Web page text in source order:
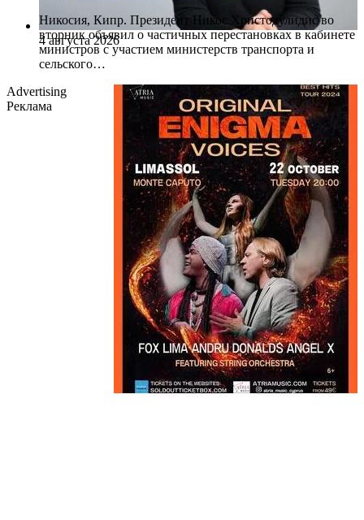
4 августа 2026
Никосия, Кипр. Президент Никос Христодулидис во
вторник объявил о частичных перестановках в кабинете
министров с участием министерств транспорта и
сельского…
Advertising
Реклама